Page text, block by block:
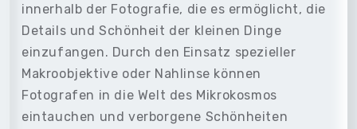
innerhalb der Fotografie, die es ermöglicht, die
Details und Schönheit der kleinen Dinge
einzufangen. Durch den Einsatz spezieller
Makroobjektive oder Nahlinse können
Fotografen in die Welt des Mikrokosmos
eintauchen und verborgene Schönheiten